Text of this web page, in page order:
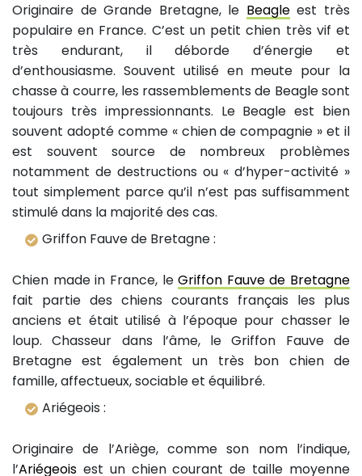
Originaire de Grande Bretagne, le Beagleest très
populaire en France. C’est un petit chien très vif et
très endurant, il déborde d’énergie et
d’enthousiasme. Souvent utilisé en meute pour la
chasse à courre, les rassemblements de Beagle sont
toujours très impressionnants. Le Beagle est bien
souvent adopté comme « chien de compagnie » et il
est souvent source de nombreux problèmes
notamment de destructions ou « d’hyper-activité »
tout simplement parce qu’il n’est pas suffisamment
stimulé dans la majorité des cas.
Griffon Fauve de Bretagne :
Chien made in France, leGriffon Fauve de Bretagne
fait partie des chiens courants français les plus
anciens et était utilisé à l’époque pour chasser le
loup. Chasseur dans l’âme, le Griffon Fauve de
Bretagne est également un très bon chien de
famille, affectueux, sociable et équilibré.
Ariégeois :
Originaire de l’Ariège, comme son nom l’indique,
l’Ariégeois est un chien courant de taille moyenne